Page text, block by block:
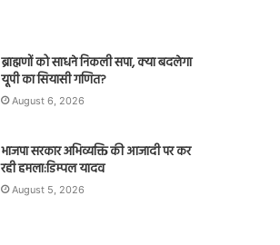
ब्राह्मणों को साधने निकली सपा, क्या बदलेगा
यूपी का सियासी गणित?
August 6, 2026
भाजपा सरकार अभिव्यक्ति की आजादी पर कर
रही हमला:डिम्पल यादव
August 5, 2026